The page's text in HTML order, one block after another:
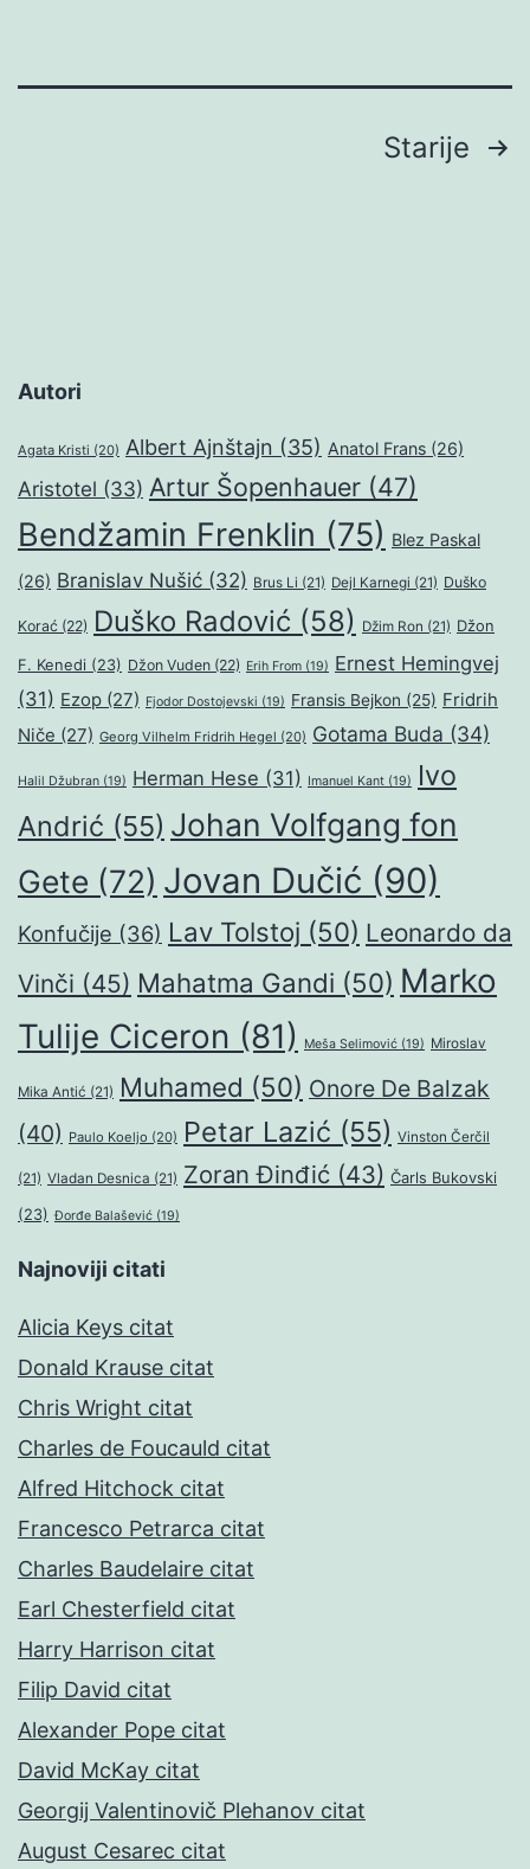
Starije
Autori
Agata Kristi (20) Albert Ajnštajn (35) Anatol Frans (26)
Aristotel (33) Artur Šopenhauer (47)
Bendžamin Frenklin (75) Blez Paskal
(26) Branislav Nušić (32) Brus Li (21) Dejl Karnegi (21) Duško
Korać (22) Duško Radović (58) Džim Ron (21) Džon
F. Kenedi (23) Džon Vuden (22) Erih From (19) Ernest Hemingvej
(31) Ezop (27) Fjodor Dostojevski (19) Fransis Bejkon (25) Fridrih
Niče (27) Georg Vilhelm Fridrih Hegel (20) Gotama Buda (34)
Halil Džubran (19) Herman Hese (31) Imanuel Kant (19)
Ivo
Andrić (55) Johan Volfgang fon
Gete (72) Jovan Dučić (90)
Konfučije (36) Lav Tolstoj (50) Leonardo da
Vinči (45) Mahatma Gandi (50) Marko
Tulije Ciceron (81) Meša Selimović (19) Miroslav
Mika Antić (21) Muhamed (50) Onore De Balzak
(40) Paulo Koeljo (20) Petar Lazić (55) Vinston Čerčil
(21) Vladan Desnica (21) Zoran Đinđić (43) Čarls Bukovski
(23) Đorđe Balašević (19)
Najnoviji citati
Alicia Keys citat
Donald Krause citat
Chris Wright citat
Charles de Foucauld citat
Alfred Hitchock citat
Francesco Petrarca citat
Charles Baudelaire citat
Earl Chesterfield citat
Harry Harrison citat
Filip David citat
Alexander Pope citat
David McKay citat
Georgij Valentinovič Plehanov citat
August Cesarec citat